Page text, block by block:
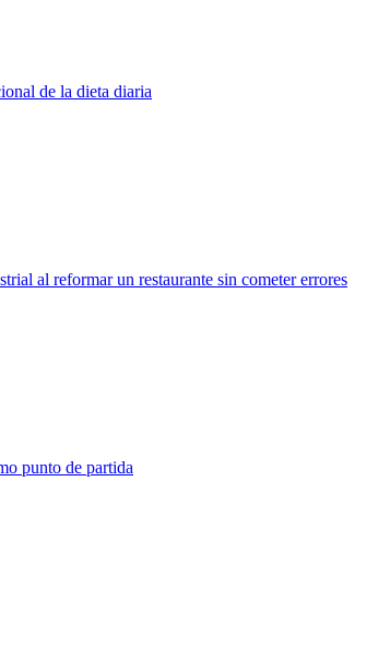
de la dieta diaria
al reformar un restaurante sin cometer errores
punto de partida